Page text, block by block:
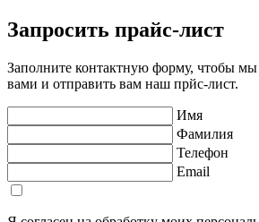
Запросить прайс-лист
Заполните контактную форму, чтобы мы
вами и отправить вам наш прйс-лист.
Имя
Фамилия
Телефон
Email